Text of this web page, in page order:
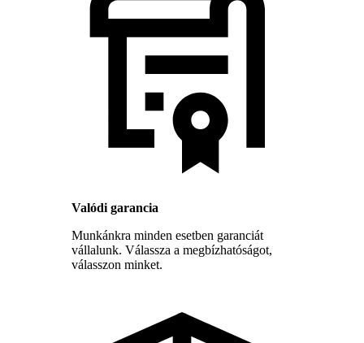
Valódi garancia
Munkánkra minden esetben garanciát
vállalunk. Válassza a megbízhatóságot,
válasszon minket.